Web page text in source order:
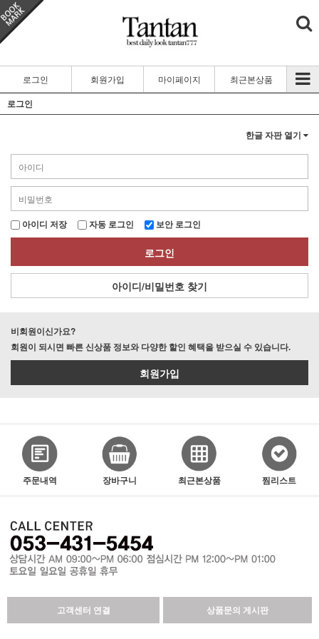
로그인 회원가입 마이페이지 최근본상품
로그인
한글 자판 열기
아이디 저장 자동 로그인 보안 로그인
로그인
아이디/비밀번호 찾기
비회원이신가요?
회원이 되시면 빠른 신상품 정보와 다양한 할인 혜택을 받으실 수 있습니다.
회원가입
주문내역 장바구니 최근본상품 찜리스트
고객센터 연결 상품문의 게시판